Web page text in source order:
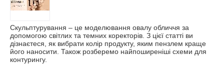
Скульптурування – це моделювання овалу обличчя за
допомогою світлих та темних коректорів. З цієї статті ви
дізнаєтеся, як вибрати колір продукту, яким пензлем краще
його наносити. Також розберемо найпоширеніші схеми для
контурингу.